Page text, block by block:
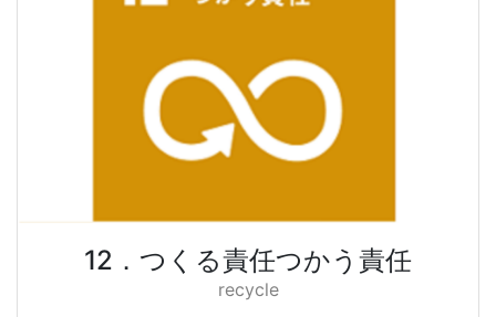
12．つくる責任つかう責任
recycle